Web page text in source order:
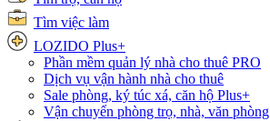
Tìm việc làm
LOZIDO Plus+
Phần mềm quản lý nhà cho thuê PRO
Dịch vụ vận hành nhà cho thuê
Sale phòng, ký túc xá, căn hộ Plus+
Vận chuyển phòng trọ, nhà, văn phòng